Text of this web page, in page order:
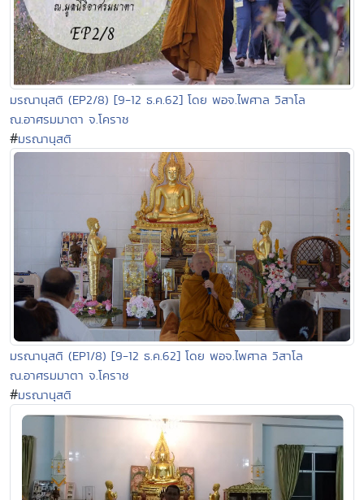
มรณานุสติ (EP2/8) [9-12 ธ.ค.62] โดย พอจ.ไพศาล วิสาโล
ณ.อาศรมมาตา จ.โคราช
#มรณานุสติ
มรณานุสติ (EP1/8) [9-12 ธ.ค.62] โดย พอจ.ไพศาล วิสาโล
ณ.อาศรมมาตา จ.โคราช
#มรณานุสติ